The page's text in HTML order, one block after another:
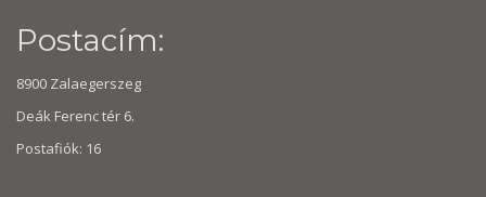
Postacím:
8900 Zalaegerszeg
Deák Ferenc tér 6.
Postafiók: 16